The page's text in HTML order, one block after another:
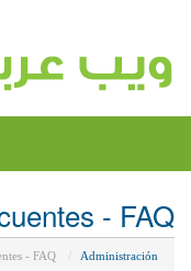
- FAQ
Administración